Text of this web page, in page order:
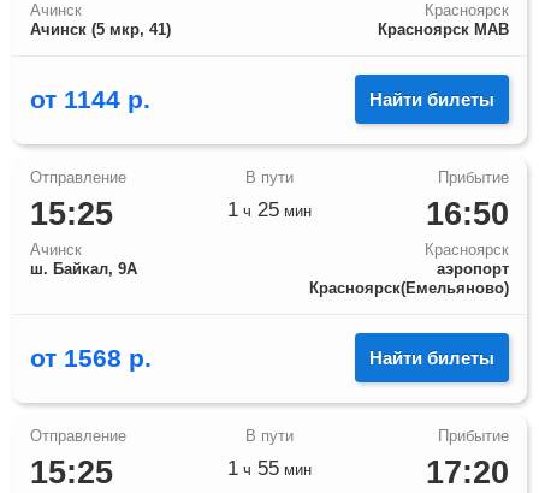
Ачинск
Ачинск (5 мкр, 41)
Красноярск
Красноярск МАВ
от 1144 р. Найти билеты
15:25
Ачинск
ш. Байкал, 9А
16:50
Красноярск
аэропорт
Красноярск(Емельяново)
1 ч 25 мин
от 1568 р. Найти билеты
15:25 17:20
1 ч 55 мин